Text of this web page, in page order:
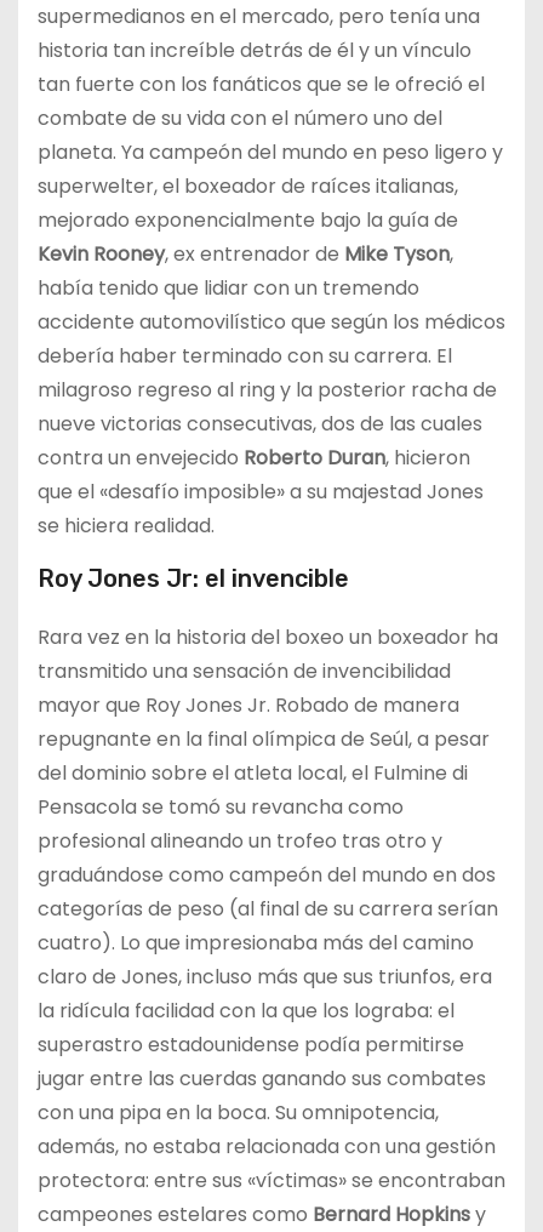
supermedianos en el mercado, pero tenía una
historia tan increíble detrás de él y un vínculo
tan fuerte con los fanáticos que se le ofreció el
combate de su vida con el número uno del
planeta. Ya campeón del mundo en peso ligero y
superwelter, el boxeador de raíces italianas,
mejorado exponencialmente bajo la guía de
Kevin Rooney, ex entrenador de Mike Tyson,
había tenido que lidiar con un tremendo
accidente automovilístico que según los médicos
debería haber terminado con su carrera. El
milagroso regreso al ring y la posterior racha de
nueve victorias consecutivas, dos de las cuales
contra un envejecido Roberto Duran, hicieron
que el «desafío imposible» a su majestad Jones
se hiciera realidad.
Roy Jones Jr: el invencible
Rara vez en la historia del boxeo un boxeador ha
transmitido una sensación de invencibilidad
mayor que Roy Jones Jr. Robado de manera
repugnante en la final olímpica de Seúl, a pesar
del dominio sobre el atleta local, el Fulmine di
Pensacola se tomó su revancha como
profesional alineando un trofeo tras otro y
graduándose como campeón del mundo en dos
categorías de peso (al final de su carrera serían
cuatro). Lo que impresionaba más del camino
claro de Jones, incluso más que sus triunfos, era
la ridícula facilidad con la que los lograba: el
superastro estadounidense podía permitirse
jugar entre las cuerdas ganando sus combates
con una pipa en la boca. Su omnipotencia,
además, no estaba relacionada con una gestión
protectora: entre sus «víctimas» se encontraban
campeones estelares como Bernard Hopkinsy